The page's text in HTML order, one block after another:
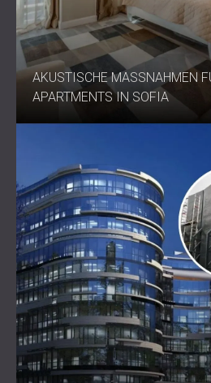
AKUSTISCHE MASSNAHMEN
PARTMENTS IN SOFIA